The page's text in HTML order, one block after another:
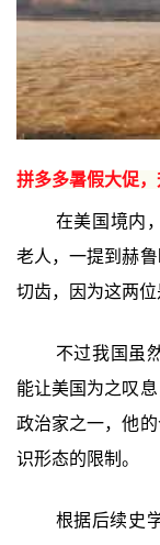
拼多多暑假大促
在美国境内
老人，一提到赫
切齿，因为这两位
不过我国虽
能让美国为之叹
政治家之一，他
识形态的限制。
根据后续史